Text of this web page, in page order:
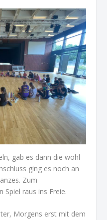
gab es dann die wohl
ging es noch an
Zum
Spiel raus ins Freie.
Morgens erst mit dem